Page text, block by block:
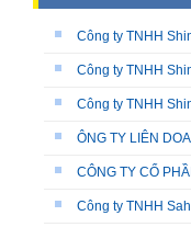
Công ty TNHH
Công ty TNHH
Công ty TNHH
ÔNG TY LIÊN
CÔNG TY CỔ
Công ty TNHH